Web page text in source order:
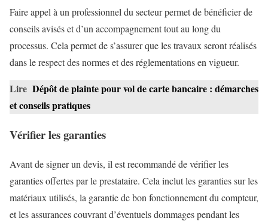
Faire appel à un professionnel du secteur permet de bénéficier de
conseils avisés et d’un accompagnement tout au long du
processus. Cela permet de s’assurer que les travaux seront réalisés
dans le respect des normes et des réglementations en vigueur.
Lire Dépôt de plainte pour vol de carte bancaire : démarches
et conseils pratiques
Vérifier les garanties
Avant de signer un devis, il est recommandé de vérifier les
garanties offertes par le prestataire. Cela inclut les garanties sur les
matériaux utilisés, la garantie de bon fonctionnement du compteur,
et les assurances couvrant d’éventuels dommages pendant les